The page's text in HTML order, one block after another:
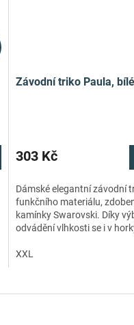
Závodní triko Paula, bílé
303 Kč
Dámské elegantní závodní
funkčního materiálu,
kamínky Swarovski. Díky
odvádění vlhkosti se i v
XXL